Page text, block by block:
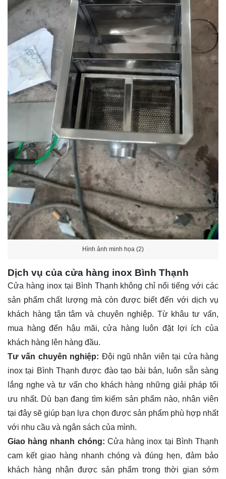
Hình ảnh minh họa (2)
Dịch vụ của cửa hàng inox Bình Thạnh
Cửa hàng inox tại Bình Thạnh không chỉ nổi tiếng với các
sản phẩm chất lượng mà còn được biết đến với dịch vụ
khách hàng tận tâm và chuyên nghiệp. Từ khâu tư vấn,
mua hàng đến hậu mãi, cửa hàng luôn đặt lợi ích của
khách hàng lên hàng đầu.
Tư vấn chuyên nghiệp: Đội ngũ nhân viên tại cửa hàng
inox tại Bình Thạnh được đào tạo bài bản, luôn sẵn sàng
lắng nghe và tư vấn cho khách hàng những giải pháp tối
ưu nhất. Dù bạn đang tìm kiếm sản phẩm nào, nhân viên
tại đây sẽ giúp bạn lựa chọn được sản phẩm phù hợp nhất
với nhu cầu và ngân sách của mình.
Giao hàng nhanh chóng: Cửa hàng inox tại Bình Thạnh
cam kết giao hàng nhanh chóng và đúng hẹn, đảm bảo
khách hàng nhận được sản phẩm trong thời gian sớm